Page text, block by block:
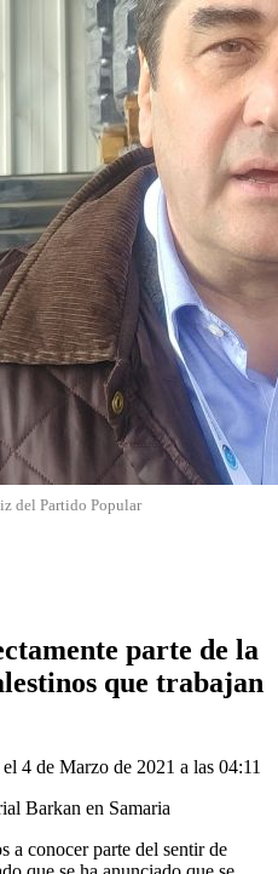
del Partido Popular
parte de la
que trabajan
4 de Marzo de 2021 a las 04:11
Barkan en Samaria
a conocer parte del sentir de